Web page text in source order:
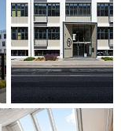
bevarelse har
og genfortælle
en harmonisk
gamle